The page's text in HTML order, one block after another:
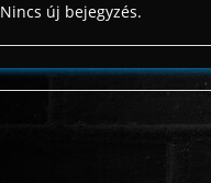
Nincs új bejegyzés.